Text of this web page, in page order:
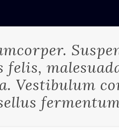
felis,
Vestibulum